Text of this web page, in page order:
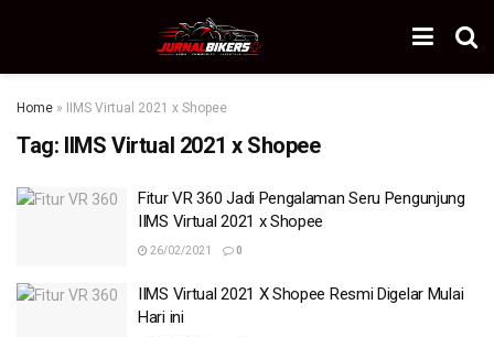
Home » IIMS Virtual 2021 x Shopee
Tag: IIMS Virtual 2021 x Shopee
Fitur VR 360 Jadi Pengalaman Seru Pengunjung
IIMS Virtual 2021 x Shopee
26/02/2021 0
IIMS Virtual 2021 X Shopee Resmi Digelar Mulai
Hari ini